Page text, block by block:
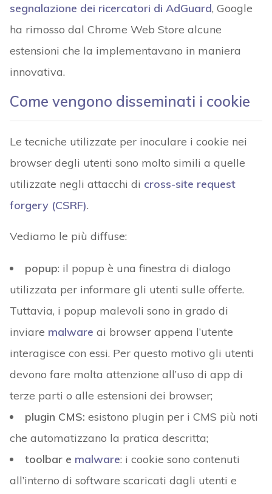
segnalazione dei ricercatori di AdGuard, Google
ha rimosso dal Chrome Web Store alcune
estensioni che la implementavano in maniera
innovativa.
Come vengono disseminati i cookie
Le tecniche utilizzate per inoculare i cookie nei
browser degli utenti sono molto simili a quelle
utilizzate negli attacchi di cross-site request
forgery (CSRF).
Vediamo le più diffuse:
popup: il popup è una finestra di dialogo
utilizzata per informare gli utenti sulle offerte.
Tuttavia, i popup malevoli sono in grado di
inviare malware ai browser appena l’utente
interagisce con essi. Per questo motivo gli utenti
devono fare molta attenzione all’uso di app di
terze parti o alle estensioni dei browser;
plugin CMS: esistono plugin per i CMS più noti
che automatizzano la pratica descritta;
toolbar e malware: i cookie sono contenuti
all’interno di software scaricati dagli utenti e